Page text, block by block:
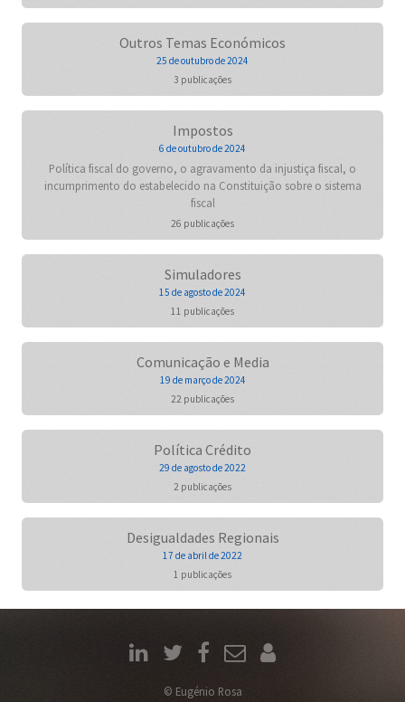
Outros Temas Económicos
25 de outubro de 2024
3 publicações
Impostos
6 de outubro de 2024
Política fiscal do governo, o agravamento da injustiça fiscal, o
incumprimento do estabelecido na Constituição sobre o sistema
fiscal
26 publicações
Simuladores
15 de agosto de 2024
11 publicações
Comunicação e Media
19 de março de 2024
22 publicações
Política Crédito
29 de agosto de 2022
2 publicações
Desigualdades Regionais
17 de abril de 2022
1 publicações
© Eugénio Rosa